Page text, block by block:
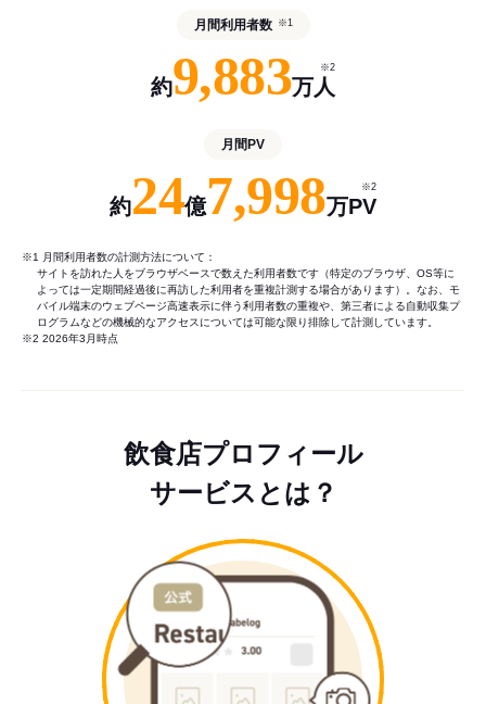
月間利用者数 ※1
約9,883万人
※2
月間PV
約24億7,998万PV
※2
※1 月間利用者数の計測方法について：
サイトを訪れた人をブラウザベースで数えた利用者数です（特定のブラウザ、OS等に
よっては一定期間経過後に再訪した利用者を重複計測する場合があります）。なお、モ
バイル端末のウェブページ高速表示に伴う利用者数の重複や、第三者による自動収集プ
ログラムなどの機械的なアクセスについては可能な限り排除して計測しています。
※2 2026年3月時点
飲食店プロフィール
サービスとは？